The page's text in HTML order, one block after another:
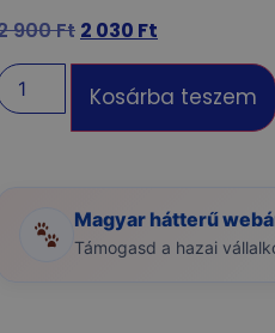
900Ft 2 030 Ft
Kosárba teszem
Magyar hátterű
Támogasd a hazai